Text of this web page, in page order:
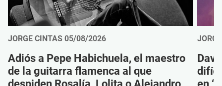
JORGE CINTAS 05/08/2026
Adiós a Pepe Habichuela, el maestro
de la guitarra flamenca al que